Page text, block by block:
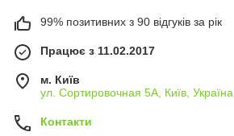
99% позитивних з 90 відгуків за рік
Працює з 11.02.2017
м. Київ
ул. Сортировочная 5А, Київ, Україна
Контакти